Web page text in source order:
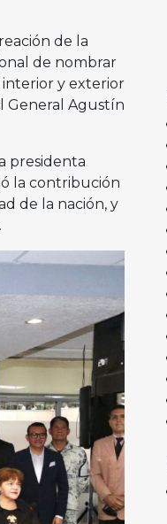
de la
de nombrar
interior y exterior
General Agustín
presidenta
la contribución
de la nación, y